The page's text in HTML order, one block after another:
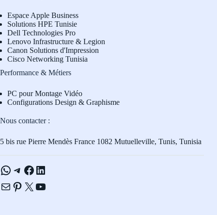
Espace Apple Business
Solutions HPE Tunisie
Dell Technologies Pro
Lenovo Infrastructure & Legion
Canon Solutions d'Impression
Cisco Networking Tunisia
Performance & Métiers
PC pour Montage Vidéo
Configurations Design & Graphisme
Nous contacter :
5 bis rue Pierre Mendès France 1082 Mutuelleville, Tunis, Tunisia
WhatsApp
Telegram
Facebook
LinkedIn
E-mailPinterest
X YouTube